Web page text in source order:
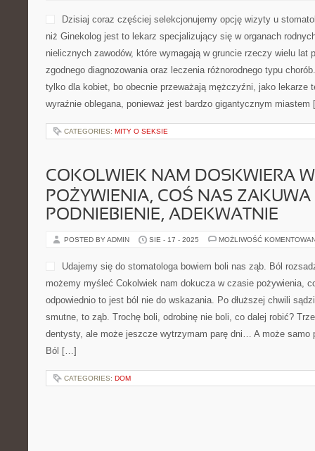
WZROK INNYCH, POWODUJE, ŻE
PRAGNIEMY SIĘ UŚMIECHAĆ
ZAUFANIE NALEŻY
POSTED BY ADMIN MOŻLIWOŚĆ
Dzisiaj coraz częściej
stomatologa w prywatnym
to lekarz specjalizujący się
gruncie rzeczy wielu lat
zgodnego diagnozowania
typu chorób. Ginekolog to zawód nie tylko dla kobiet, bo obecnie
lekarze tej specjalności. Gdynia jest wyraźnie oblegana,
miastem […]
CATEGORIES: MITY O SEKSIE
COKOLWIEK NAM DOSKWIERA
POŻYWIENIA, COŚ NAS ZAKUWA
PODNIEBIENIE, ADEKWATNIE
POSTED BY ADMIN